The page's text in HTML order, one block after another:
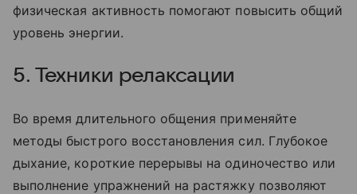
физическая активность помогают повысить общий
уровень энергии.
5. Техники релаксации
Во время длительного общения применяйте
методы быстрого восстановления сил. Глубокое
дыхание, короткие перерывы на одиночество или
выполнение упражнений на растяжку позволяют